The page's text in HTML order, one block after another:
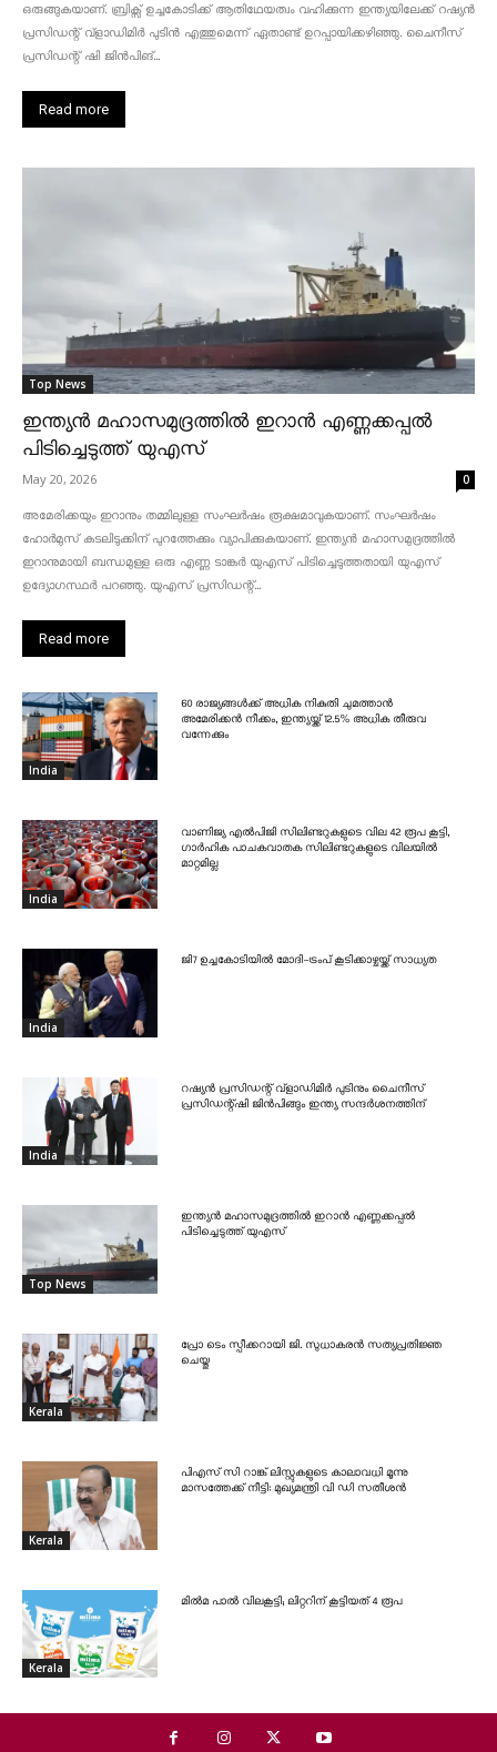
ഒരുങ്ങുകയാണ്. ബ്രിക്സ് ഉച്ചകോടിക്ക് ആതിഥേയത്വം വഹിക്കുന്ന ഇന്ത്യയിലേക്ക് റഷ്യൻ
പ്രസിഡന്റ് വ്‌ളാഡിമിർ പുടിൻ എത്തുമെന്ന് ഏതാണ്ട് ഉറപ്പായിക്കഴിഞ്ഞു. ചൈനീസ്
പ്രസിഡന്റ് ഷി ജിൻപിങ്...
Read more
Top News
ഇന്ത്യൻ മഹാസമുദ്രത്തിൽ ഇറാൻ എണ്ണക്കപ്പൽ
പിടിച്ചെടുത്ത് യുഎസ്
May 20, 2026 0
അമേരിക്കയും ഇറാനും തമ്മിലുള്ള സംഘർഷം രൂക്ഷമാവുകയാണ്. സംഘർഷം
ഹോർമുസ് കടലിടുക്കിന് പുറത്തേക്കും വ്യാപിക്കുകയാണ്. ഇന്ത്യൻ മഹാസമുദ്രത്തിൽ
ഇറാനുമായി ബന്ധമുള്ള ഒരു എണ്ണ ടാങ്കർ യുഎസ് പിടിച്ചെടുത്തതായി യുഎസ്
ഉദ്യോഗസ്ഥർ പറഞ്ഞു. യുഎസ് പ്രസിഡന്റ്...
Read more
India
60 രാജ്യങ്ങൾക്ക് അധിക നികുതി ചുമത്താൻ
അമേരിക്കൻ നീക്കം, ഇന്ത്യയ്ക്ക് 12.5% അധിക തീരുവ
വന്നേക്കും
India
വാണിജ്യ എൽപിജി സിലിണ്ടറുകളുടെ വില 42 രൂപ കൂട്ടി,
ഗാർഹിക പാചകവാതക സിലിണ്ടറുകളുടെ വിലയിൽ
മാറ്റമില്ല
India
ജി7 ഉച്ചകോടിയിൽ മോദി-ട്രംപ് കൂടിക്കാഴ്ചയ്ക്ക് സാധ്യത
India
റഷ്യൻ പ്രസിഡന്റ് വ്‌ളാഡിമിർ പുടിനും ചൈനീസ്
പ്രസിഡന്റ്ഷി ജിൻപിങ്ങും ഇന്ത്യ സന്ദർശനത്തിന്
Top News
ഇന്ത്യൻ മഹാസമുദ്രത്തിൽ ഇറാൻ എണ്ണക്കപ്പൽ
പിടിച്ചെടുത്ത് യുഎസ്
Kerala
പ്രോ ടെം സ്പീക്കറായി ജി. സുധാകരൻ സത്യപ്രതിജ്ഞ
ചെയ്തു
Kerala
പിഎസ് സി റാങ്ക് ലിസ്റ്റുകളുടെ കാലാവധി മൂന്നു
മാസത്തേക്ക് നീട്ടി: മുഖ്യമന്ത്രി വി ഡി സതീശൻ
Kerala
മിൽമ പാൽ വിലകൂട്ടി; ലിറ്ററിന് കൂട്ടിയത് 4 രൂപ